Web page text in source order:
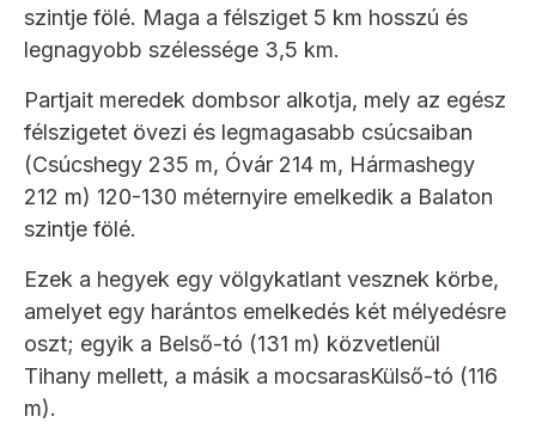
szintje fölé. Maga a félsziget 5 km hosszú és
legnagyobb szélessége 3,5 km.
Partjait meredek dombsor alkotja, mely az egész
félszigetet övezi és legmagasabb csúcsaiban
(Csúcshegy 235 m, Óvár 214 m, Hármashegy
212 m) 120-130 méternyire emelkedik a Balaton
szintje fölé.
Ezek a hegyek egy völgykatlant vesznek körbe,
amelyet egy harántos emelkedés két mélyedésre
oszt; egyik a Belső-tó (131 m) közvetlenül
Tihany mellett, a másik a mocsarasKülső-tó (116
m).